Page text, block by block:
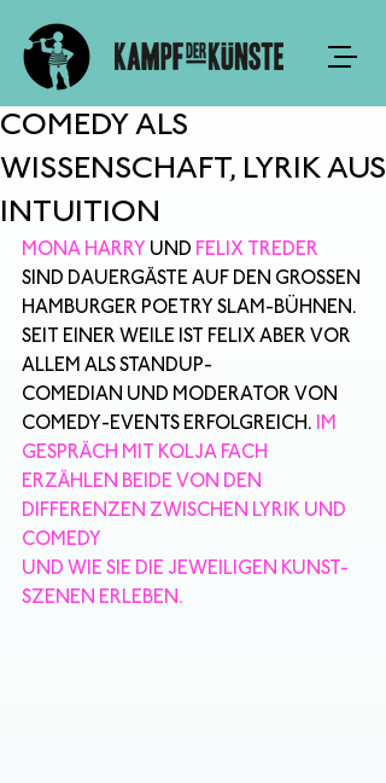
COMEDY ALS
WISSENSCHAFT, LYRIK AUS
INTUITION
MONA HARRY UND FELIX TREDER
SIND DAUERGÄSTE AUF DEN GROSSEN
HAMBURGER POETRY SLAM-BÜHNEN.
SEIT EINER WEILE IST FELIX ABER VOR
ALLEM ALS STANDUP-
COMEDIAN UND MODERATOR VON
COMEDY-EVENTS ERFOLGREICH. IM
GESPRÄCH MIT KOLJA FACH
ERZÄHLEN BEIDE VON DEN
DIFFERENZEN ZWISCHEN LYRIK UND
COMEDY
UND WIE SIE DIE JEWEILIGEN KUNST-
SZENEN ERLEBEN.